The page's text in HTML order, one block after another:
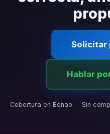
Solicitar
Hablar
Cobertura en Bonao · Sin